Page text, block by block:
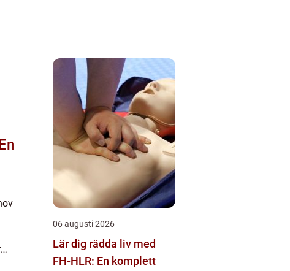
06 augusti 2026
Lär dig rädda liv med
FH-HLR: En komplett